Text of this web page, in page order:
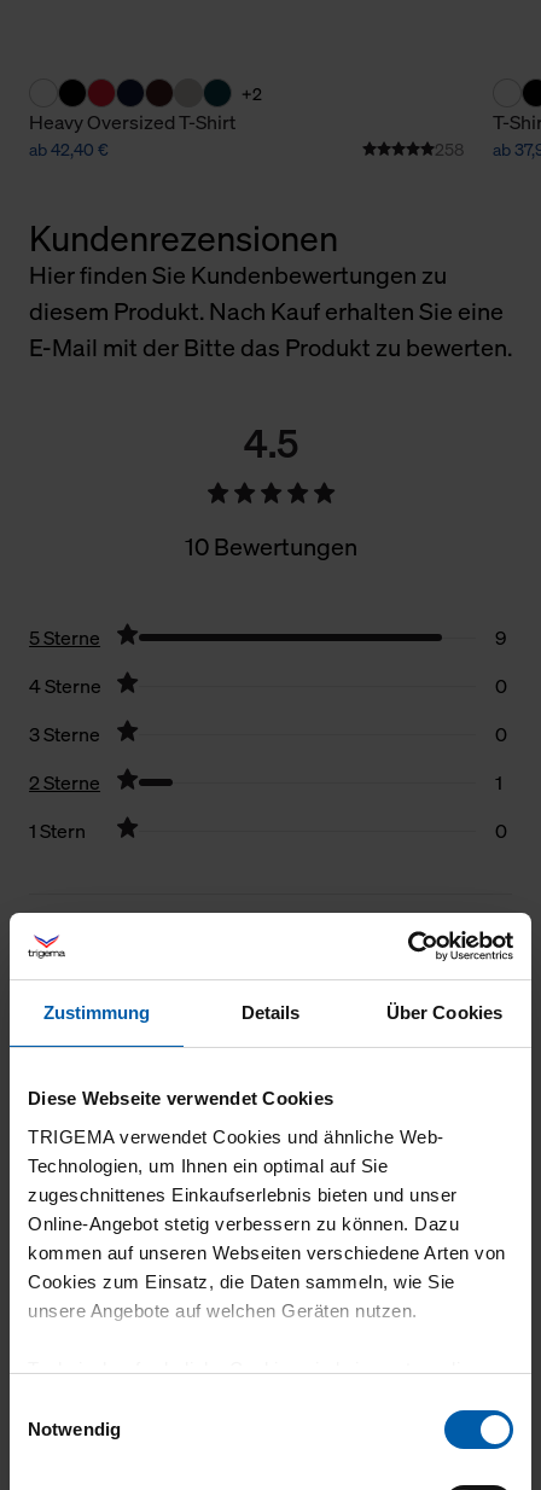
Zustimmung Details Über Cookies
Diese Webseite verwendet Cookies
TRIGEMA verwendet Cookies und ähnliche Web-
Technologien, um Ihnen ein optimal auf Sie
zugeschnittenes Einkaufserlebnis bieten und unser
Online-Angebot stetig verbessern zu können. Dazu
kommen auf unseren Webseiten verschiedene Arten von
Cookies zum Einsatz, die Daten sammeln, wie Sie
unsere Angebote auf welchen Geräten nutzen.
Technisch erforderliche Cookies sind eine notwendige
grundlegende Funktionen wie etwa zur Auswahl und
Notwendig
+2
Heavy Oversized T-Shirt
ab 42,40 € 258
T-
ab
Kundenrezensionen
Hier finden Sie Kundenbewertungen zu
diesem Produkt. Nach Kauf erhalten Sie eine
E-Mail mit der Bitte das Produkt zu bewerten.
4.5
10 Bewertungen
5 Sterne
9
4 Sterne
0
3 Sterne
0
2 Sterne
1
1 Stern
0
09.08.2026
5
Alles super
5
Super Qualität und Optik!